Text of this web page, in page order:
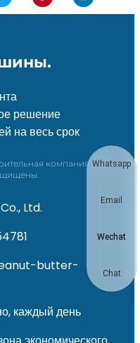
решение
на весь срок
компания Taizy,
Ltd.
butter-
каждый день
Whatsapp
Email
Wechat
Chat